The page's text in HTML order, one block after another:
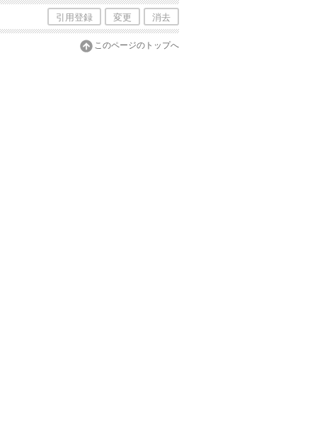
引用登録 変更 消去
このページのトップへ